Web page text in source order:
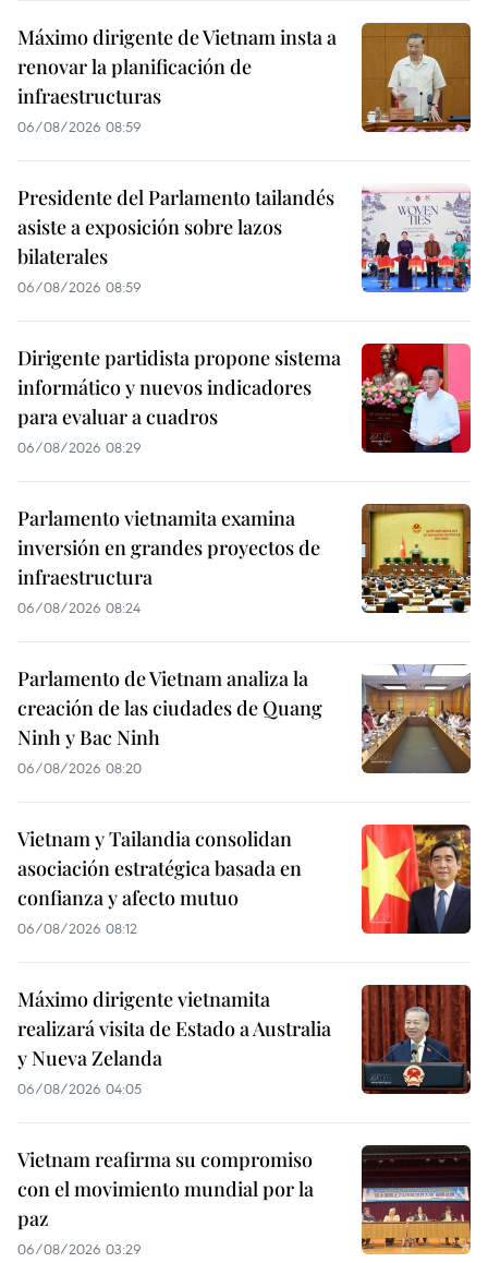
Máximo dirigente de Vietnam insta a
renovar la planificación de
infraestructuras
06/08/2026 08:59
Presidente del Parlamento tailandés
asiste a exposición sobre lazos
bilaterales
06/08/2026 08:59
Dirigente partidista propone sistema
informático y nuevos indicadores
para evaluar a cuadros
06/08/2026 08:29
Parlamento vietnamita examina
inversión en grandes proyectos de
infraestructura
06/08/2026 08:24
Parlamento de Vietnam analiza la
creación de las ciudades de Quang
Ninh y Bac Ninh
06/08/2026 08:20
Vietnam y Tailandia consolidan
asociación estratégica basada en
confianza y afecto mutuo
06/08/2026 08:12
Máximo dirigente vietnamita
realizará visita de Estado a Australia
y Nueva Zelanda
06/08/2026 04:05
Vietnam reafirma su compromiso
con el movimiento mundial por la
paz
06/08/2026 03:29